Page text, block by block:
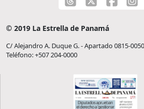
© 2019 La Estrella de Panamá
C/ Alejandro A. Duque G. - Apartado 0815-
Teléfono: +507 204-0000